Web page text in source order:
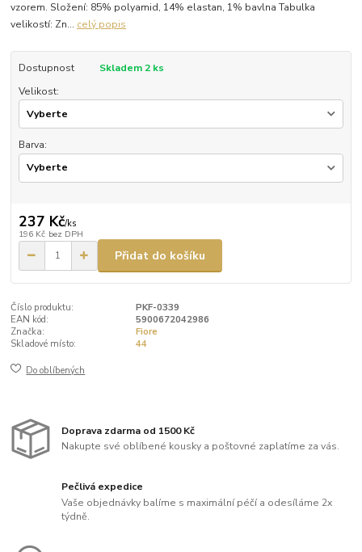
vzorem. Složení: 85% polyamid, 14% elastan, 1% bavlna Tabulka
velikostí: Zn... celý popis
Dostupnost
Skladem 2 ks
Velikost:
Barva:
237 Kč/ks
196 Kč bez DPH
Přidat do košíku
Číslo produktu:
PKF-0339
EAN kód:
5900672042986
Značka:
Fiore
Skladové místo:
44
Do oblíbených
Doprava zdarma od 1500 Kč
Nakupte své oblíbené kousky a poštovné zaplatíme za vás.
Pečlivá expedice
Vaše objednávky balíme s maximální péčí a odesíláme 2x
týdně.